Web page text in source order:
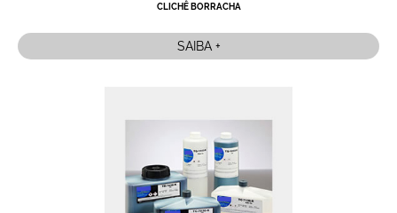
CLICHÊ BORRACHA
SAIBA +